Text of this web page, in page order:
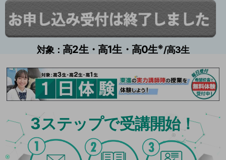
対象： 高2生・高1生・高0生※/高3生
3ステップで受講開始！